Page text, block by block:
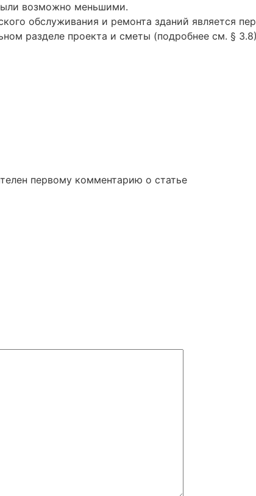
возможно меньшими.
обслуживания и ремонта зданий является
разделе проекта и сметы (подробнее см. §
первому комментарию о статье